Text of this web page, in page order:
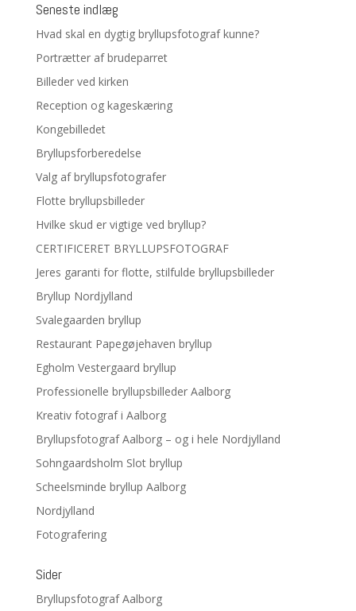
Seneste indlæg
Hvad skal en dygtig bryllupsfotograf kunne?
Portrætter af brudeparret
Billeder ved kirken
Reception og kageskæring
Kongebilledet
Bryllupsforberedelse
Valg af bryllupsfotografer
Flotte bryllupsbilleder
Hvilke skud er vigtige ved bryllup?
CERTIFICERET BRYLLUPSFOTOGRAF
Jeres garanti for flotte, stilfulde bryllupsbilleder
Bryllup Nordjylland
Svalegaarden bryllup
Restaurant Papegøjehaven bryllup
Egholm Vestergaard bryllup
Professionelle bryllupsbilleder Aalborg
Kreativ fotograf i Aalborg
Bryllupsfotograf Aalborg – og i hele Nordjylland
Sohngaardsholm Slot bryllup
Scheelsminde bryllup Aalborg
Nordjylland
Fotografering
Sider
Bryllupsfotograf Aalborg